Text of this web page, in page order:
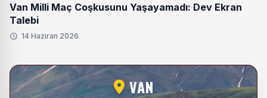
Van Milli Maç Coşkusunu Yaşayamadı: Dev Ekran
Talebi
14 Haziran 2026
VAN